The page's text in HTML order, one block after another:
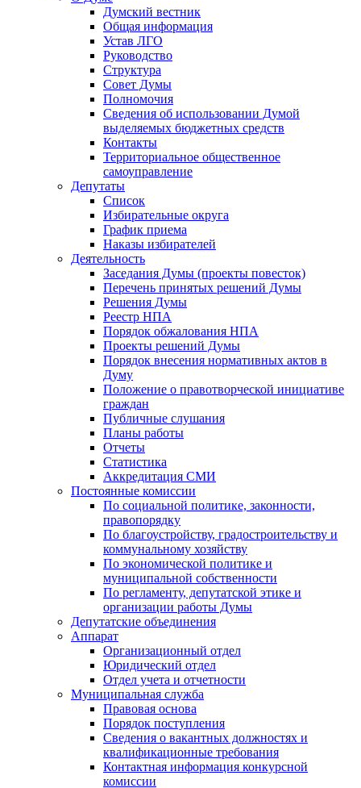
Думский вестник
Общая информация
Устав ЛГО
Руководство
Структура
Совет Думы
Полномочия
Сведения об использовании Думой
выделяемых бюджетных средств
Контакты
Территориальное общественное
самоуправление
Депутаты
Список
Избирательные округа
График приема
Наказы избирателей
Деятельность
Заседания Думы (проекты повесток)
Перечень принятых решений Думы
Решения Думы
Реестр НПА
Порядок обжалования НПА
Проекты решений Думы
Порядок внесения нормативных актов в
Думу
Положение о правотворческой инициативе
граждан
Публичные слушания
Планы работы
Отчеты
Статистика
Аккредитация СМИ
Постоянные комиссии
По социальной политике, законности,
правопорядку
По благоустройству, градостроительству и
коммунальному хозяйству
По экономической политике и
муниципальной собственности
По регламенту, депутатской этике и
организации работы Думы
Депутатские объединения
Аппарат
Организационный отдел
Юридический отдел
Отдел учета и отчетности
Муниципальная служба
Правовая основа
Порядок поступления
Сведения о вакантных должностях и
квалификационные требования
Контактная информация конкурсной
комиссии